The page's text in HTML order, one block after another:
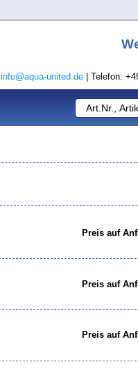
info@aqua-united.de | Telefon:
Preis auf
Preis auf
Preis auf